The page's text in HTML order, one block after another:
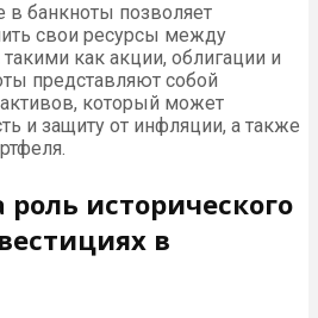
в банкноты позволяет
свои ресурсы между
как акции, облигации и
представляют собой
который может
и защиту от инфляции, а также
роль исторического
в